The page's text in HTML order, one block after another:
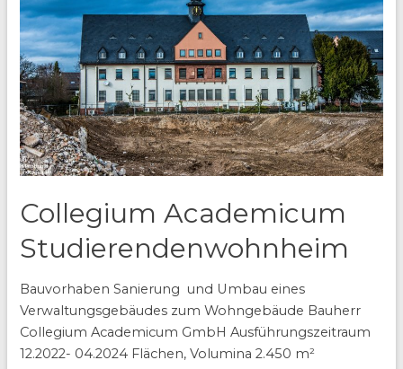
Collegium Academicum
Studierendenwohnheim
Bauvorhaben Sanierung und Umbau eines
Verwaltungsgebäudes zum Wohngebäude Bauherr
Collegium Academicum GmbH Ausführungszeitraum
12.2022- 04.2024 Flächen, Volumina 2.450 m²